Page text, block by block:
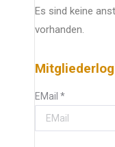
Es sind keine
vorhanden.
EMail *